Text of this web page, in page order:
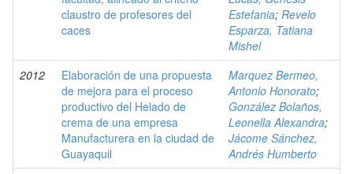
claustro de profesores del
caces
Estefania; Revelo
Esparza, Tatiana
Mishel
2012
Elaboración de una propuesta
de mejora para el proceso
productivo del Helado de
crema de una empresa
Manufacturera en la ciudad de
Guayaquil
Marquez Bermeo,
Antonio Honorato;
González Bolaños,
Leonella Alexandra;
Jácome Sánchez,
Andrés Humberto